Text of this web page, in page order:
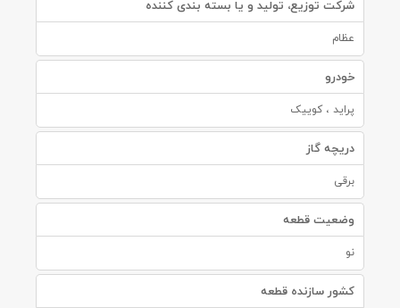
شرکت توزیع، تولید و یا بسته بندی کننده
عظام
خودرو
پراید ، کوییک
دریچه گاز
برقی
وضعیت قطعه
نو
کشور سازنده قطعه